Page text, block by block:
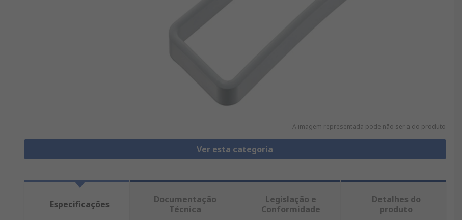
A imagem representada pode não ser a do produto
Ver esta categoria
Especificações
Documentação
Técnica
Legislação e
Conformidade
Detalhes do
produto